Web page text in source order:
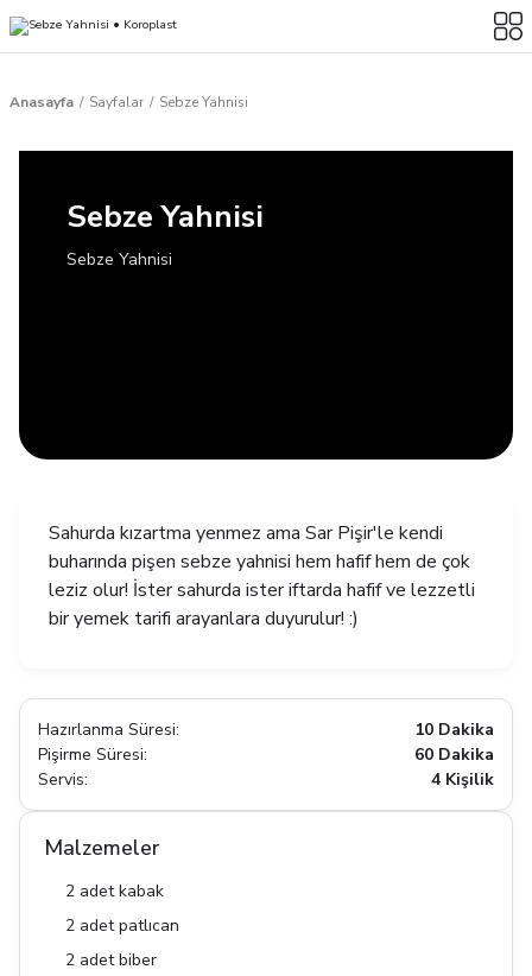
Anasayfa Sayfalar Sebze Yahnisi
Sebze Yahnisi
Sebze Yahnisi
Sahurda kızartma yenmez ama Sar Pişir'le kendi
buharında pişen sebze yahnisi hem hafif hem de çok
leziz olur! İster sahurda ister iftarda hafif ve lezzetli
bir yemek tarifi arayanlara duyurulur! :)
Hazırlanma Süresi:
10 Dakika
Pişirme Süresi:
60 Dakika
Servis:
4 Kişilik
Malzemeler
2 adet kabak
2 adet patlıcan
2 adet biber